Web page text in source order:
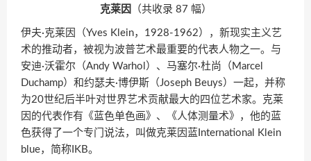
克莱因 （共收录 87 幅）
伊夫·克莱因（Yves Klein，1928-1962），新现实主义艺
术的推动者，被视为波普艺术最重要的代表人物之一。与
安迪·沃霍尔（Andy Warhol）、马塞尔·杜尚（Marcel
Duchamp）和约瑟夫·博伊斯（Joseph Beuys）一起，并称
为20世纪后半叶对世界艺术贡献最大的四位艺术家。克莱
因的代表作有《蓝色单色画》、《人体测量术》，他的蓝
色获得了一个专门说法，叫做克莱因蓝International Klein
blue，简称IKB。